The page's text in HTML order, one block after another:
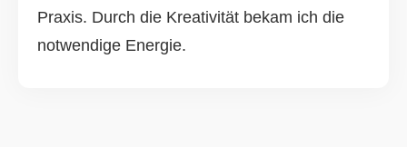
Praxis. Durch die Kreativität bekam ich die
notwendige Energie.